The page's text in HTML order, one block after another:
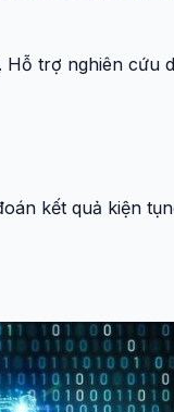
Hỗ trợ nghiên cứu
kết quả kiện